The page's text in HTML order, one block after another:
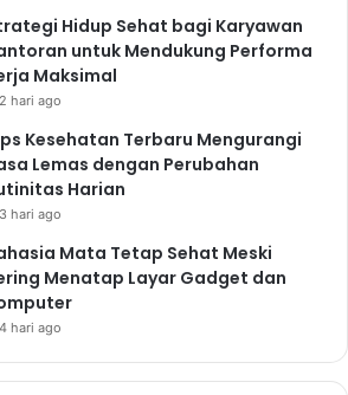
orang lain dan jangan ragu
ketika Anda
yang Efektif
dan jujur sangat penting
hubungan yang sehat.
Hidup:
Balance
antara pekerjaan,
dan hobi sangat penting untuk
Hidup Sehat bagi Karyawan
untuk Mendukung Performa
Maksimal
2 hari ago
Kesehatan Terbaru Mengurangi
Lemas dengan Perubahan
Harian
3 hari ago
Mata Tetap Sehat Meski
Menatap Layar Gadget dan
4 hari ago